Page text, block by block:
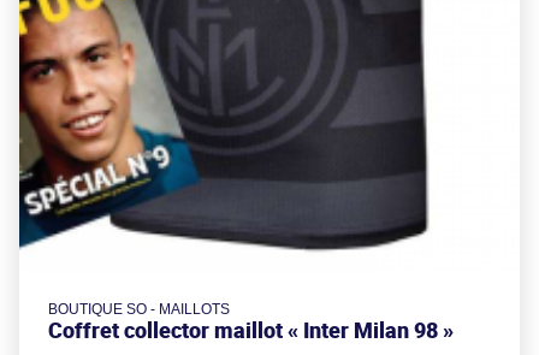
BOUTIQUE SO - MAILLOTS
Coffret collector maillot « Inter Milan 98 »